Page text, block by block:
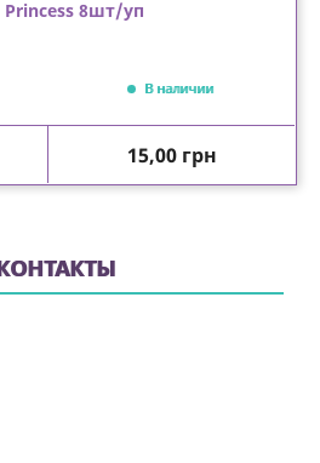
8шт/уп
В наличии
Цена
15,00 грн